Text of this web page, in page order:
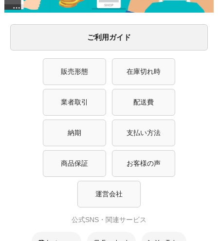
ご利用ガイド
販売形態 在庫切れ時
業者取引 配送費
納期 支払い方法
商品保証 お客様の声
運営会社
公式SNS・関連サービス